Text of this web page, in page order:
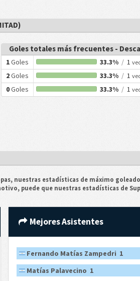
Goles totales más frecuentes -
1Goles 33.3% /1
2Goles 33.3% /1
0Goles 33.3% /1
nuestras estadísticas de máximo
puede que nuestras estadísticas de
Mejores Asistentes
Fernando Matías Zampedri 1
Matías Palavecino 1